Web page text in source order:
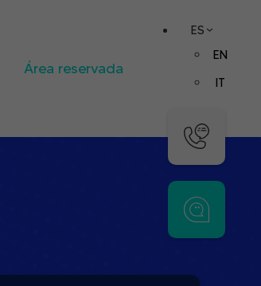
Área reservada
ES
EN
IT